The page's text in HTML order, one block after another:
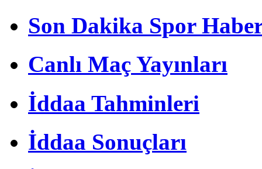
Son Dakika Spor
Canlı Maç Yayınları
İddaa Tahminleri
İddaa Sonuçları